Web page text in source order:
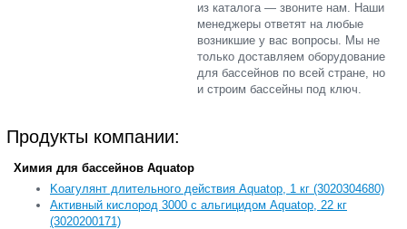
из каталога — звоните нам. Наши
менеджеры ответят на любые
возникшие у вас вопросы. Мы не
только доставляем оборудование
для бассейнов по всей стране, но
и строим бассейны под ключ.
Продукты компании:
Химия для бассейнов Aquatop
Kоагулянт длительного действия Aquatop, 1 кг (3020304680)
Активный кислород 3000 с альгицидом Aquatop, 22 кг
(3020200171)